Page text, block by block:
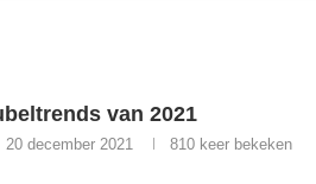
van 2021
20 december 2021 810 keer bekeken